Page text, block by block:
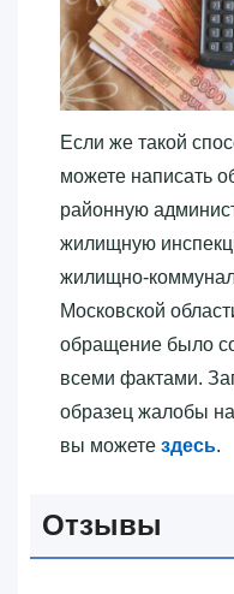
Если же такой
можете написать
районную
жилищную
жилищно-
Московской
обращение было
всеми фактами.
образец жалобы
вы можете здесь.
Отзывы